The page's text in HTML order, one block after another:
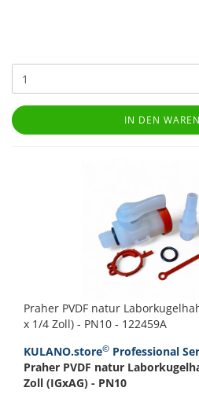
IN DEN
Praher PVDF natur
x 1/4 Zoll) - PN10 - 122459A
KULANO.store© Professional
Praher PVDF natur
Zoll (IGxAG) - PN10